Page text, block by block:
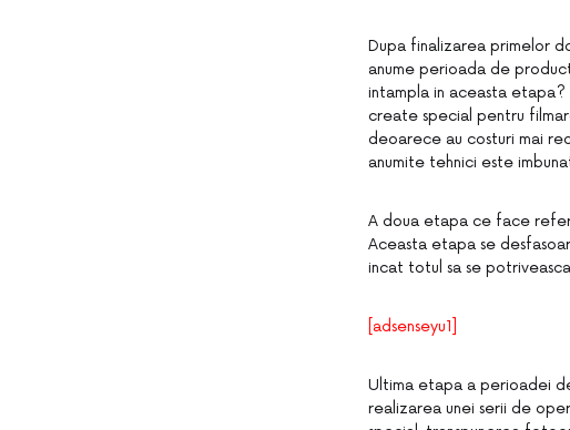
Dupa finalizarea primelor
anume perioada de
intampla in aceasta
create special pentru
deoarece au costuri mai
anumite tehnici este
A doua etapa ce face
Aceasta etapa se
incat totul sa se
[adsenseyu1]
Ultima etapa a perioadei
realizarea unei serii de